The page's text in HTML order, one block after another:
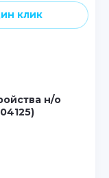
клик
н/о